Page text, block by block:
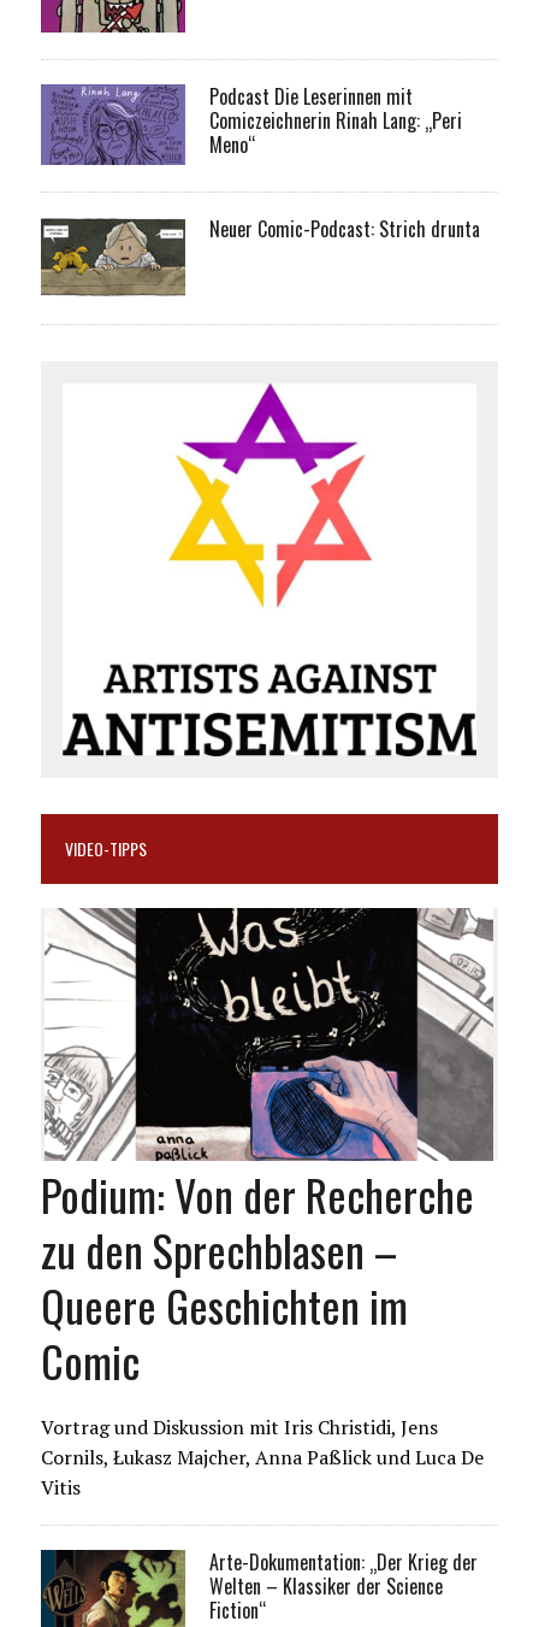
Podcast Die Leserinnen mit
Comiczeichnerin Rinah Lang: „Peri
Meno“
Neuer Comic-Podcast: Strich drunta
VIDEO-TIPPS
Podium: Von der Recherche
zu den Sprechblasen –
Queere Geschichten im
Comic
Vortrag und Diskussion mit Iris Christidi, Jens
Cornils, Łukasz Majcher, Anna Paßlick und Luca De
Vitis
Arte-Dokumentation: „Der Krieg der
Welten – Klassiker der Science
Fiction“